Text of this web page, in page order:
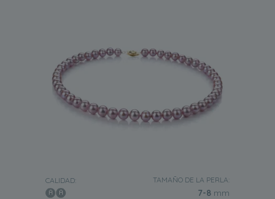
CALIDAD: TAMAÑO DE LA PERLA:
7-8 mm